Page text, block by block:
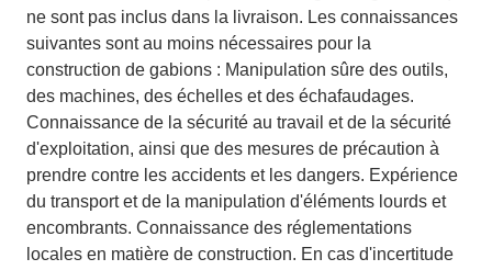
ne sont pas inclus dans la livraison. Les connaissances
suivantes sont au moins nécessaires pour la
construction de gabions : Manipulation sûre des outils,
des machines, des échelles et des échafaudages.
Connaissance de la sécurité au travail et de la sécurité
d'exploitation, ainsi que des mesures de précaution à
prendre contre les accidents et les dangers. Expérience
du transport et de la manipulation d'éléments lourds et
encombrants. Connaissance des réglementations
locales en matière de construction. En cas d'incertitude